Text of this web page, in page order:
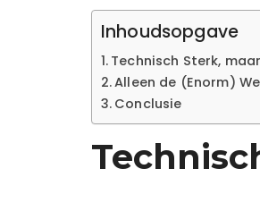
Inhoudsopgave
Technisch Sterk,
Alleen de (Enorm)
Conclusie